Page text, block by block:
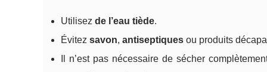
Utilisez de l’eau tiède.
Évitez savon, antiseptiques ou produits
Il n’est pas nécessaire de sécher